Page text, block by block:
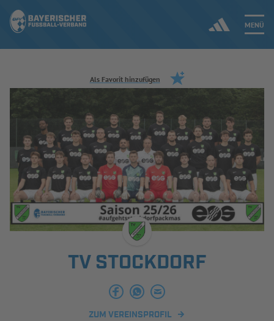
MENÜ
Jetzt einloggen
ERGEBNISSE & WETTBEWERBE
NEUIGKEITEN
SPIELBETRIEB & VERBANDSLEBEN
AUSBILDUNG & FÖRDERUNG
INFOTHEK SPIELPLUS
Als Favorit hinzufügen
TV STOCKDORF
ZUM VEREINSPROFIL